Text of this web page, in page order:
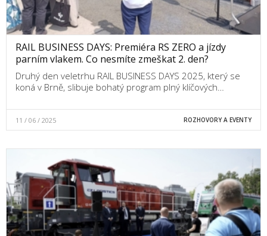
RAIL BUSINESS DAYS: Premiéra RS ZERO a jízdy
parním vlakem. Co nesmíte zmeškat 2. den?
Druhý den veletrhu RAIL BUSINESS DAYS 2025, který se
koná v Brně, slibuje bohatý program plný klíčových…
11 / 06 / 2025 ROZHOVORY A EVENTY